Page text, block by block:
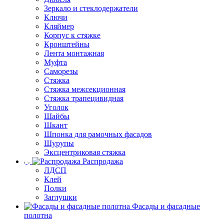
Зеркало и стеклодержатели
Ключи
Кляймер
Корпус к стяжке
Кронштейны
Лента монтажная
Муфта
Саморезы
Стяжка
Стяжка межсекционная
Стяжка трапецивидная
Уголок
Шайбы
Шкант
Шпонка для рамочных фасадов
Шурупы
Эксцентриковая стяжка
Распродажа
ЛДСП
Клей
Полки
Заглушки
Фасады и фасадные
полотна